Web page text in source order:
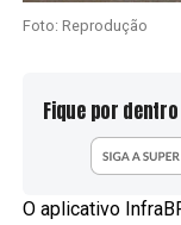
Foto: Reprodução
Fique por
O aplicativo